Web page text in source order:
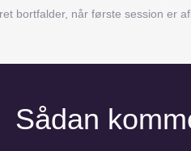
bortfalder, når første session er
Sådan